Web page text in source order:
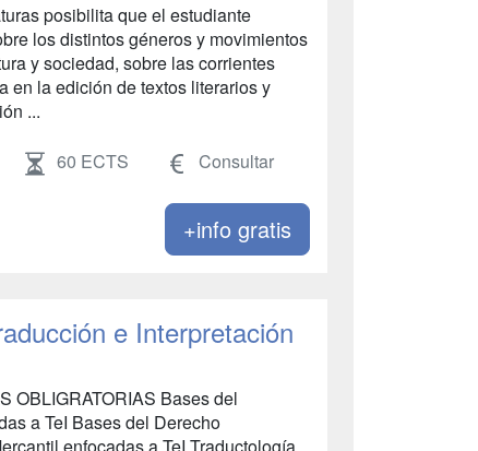
posibilita que el estudiante
los distintos géneros y movimientos
y sociedad, sobre las corrientes
en la edición de textos literarios y
...
60 ECTS Consultar
+info gratis
e Interpretación
OBLIGRATORIAS Bases del
a TeI Bases del Derecho
enfocadas a TeI Traductología